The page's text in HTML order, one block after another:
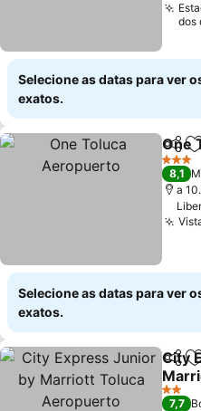
dos
Selecione as datas para ver
exatos.
One
3
8,1
a
Selecione as datas para ver
exatos.
City
Ver
2
7,7